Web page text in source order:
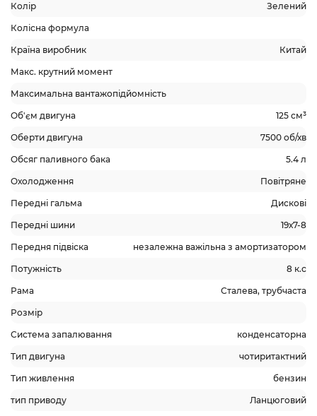
Колір Зелений
Колісна формула
Країна виробник Китай
Макс. крутний момент
Максимальна вантажопідйомність
Об'єм двигуна 125 см³
Оберти двигуна 7500 об/хв
Обсяг паливного бака 5.4 л
Охолодження Повітряне
Передні гальма Дискові
Передні шини 19х7-8
Передня підвіска незалежна важільна з амортизатором
Потужність 8 к.с
Рама Сталева, трубчаста
Розмір
Система запалювання конденсаторна
Тип двигуна чотиритактний
Тип живлення бензин
тип приводу Ланцюговий